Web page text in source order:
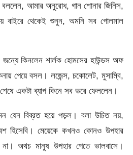
আমার অনুরোধ, গান শোনার জিনিস,
বাইরে থেকেই শুনুন, অমনি সব গোলমাল
কিনলেন শার্লক হোমসের হাউন্ডস অফ
পেয়ে বসল। লজেন্স, চকোলেট, মুসাম্বি,
একটা ব্যাগ কিনে সব ভরে ফেললেন।
যেন বিব্রত হয়ে পড়ল। বলা উচিত নয়,
হিসেবি। মেয়েকে কখনও কোনও উপহার
অথচ মানুষ উপহার পেতে ভালবাসে।